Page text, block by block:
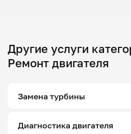
Другие услуги
Ремонт двигателя
Замена турбины
Диагностика двигателя